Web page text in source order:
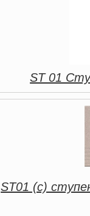
ST 01
ST01 (с)